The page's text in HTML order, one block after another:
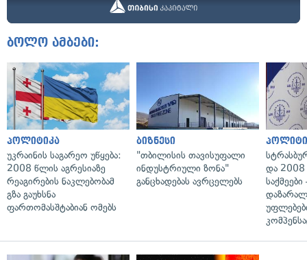
ბოლო ამბები:
პოლიტიკა
უკრაინის საგარეო უწყება:
2008 წლის აგრესიაზე
რეაგირების ნაკლებობამ
გზა გაუხსნა
ფართომასშტაბიან ომებს
ბიზნესი
"თბილისის თავისუფალი
ინდუსტრიული ზონა"
განცხადებას ავრცელებს
და 2008